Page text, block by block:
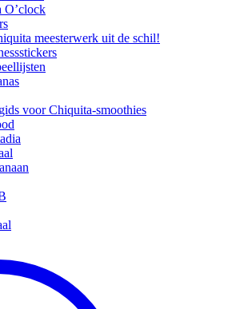
O’clock
meesterwerk uit de schil!
voor Chiquita-smoothies